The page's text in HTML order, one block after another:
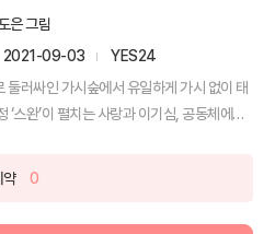
은 그림
2021-09-03
YES24
둘러싸인 가시숲에서 유일하게 가시 없이 태
‘스완’이 펼치는 사랑과 이기심, 공동체에
약 0